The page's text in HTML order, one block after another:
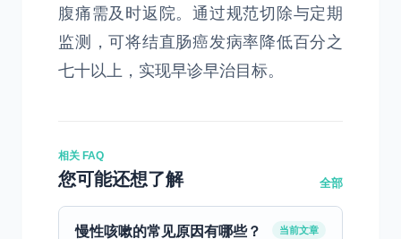
腹痛需及时返院。通过规范切除与定期
监测，可将结直肠癌发病率降低百分之
七十以上，实现早诊早治目标。
相关 FAQ
您可能还想了解 全部
慢性咳嗽的常见原因有哪些？ 当前文章